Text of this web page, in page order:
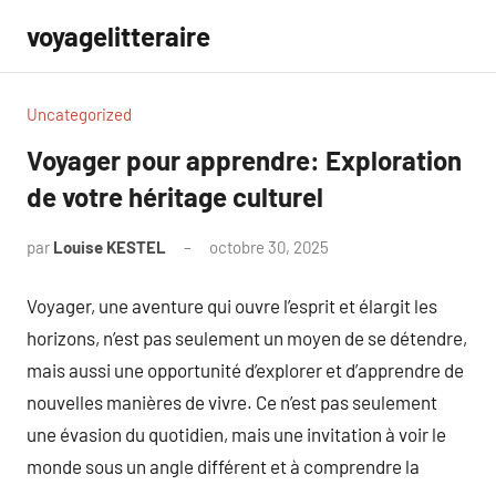
contenu
voyagelitteraire
Uncategorized
Voyager pour apprendre: Exploration
de votre héritage culturel
par Louise KESTEL octobre 30, 2025
Voyager, une aventure qui ouvre l’esprit et élargit les
horizons, n’est pas seulement un moyen de se détendre,
mais aussi une opportunité d’explorer et d’apprendre de
nouvelles manières de vivre. Ce n’est pas seulement
une évasion du quotidien, mais une invitation à voir le
monde sous un angle différent et à comprendre la